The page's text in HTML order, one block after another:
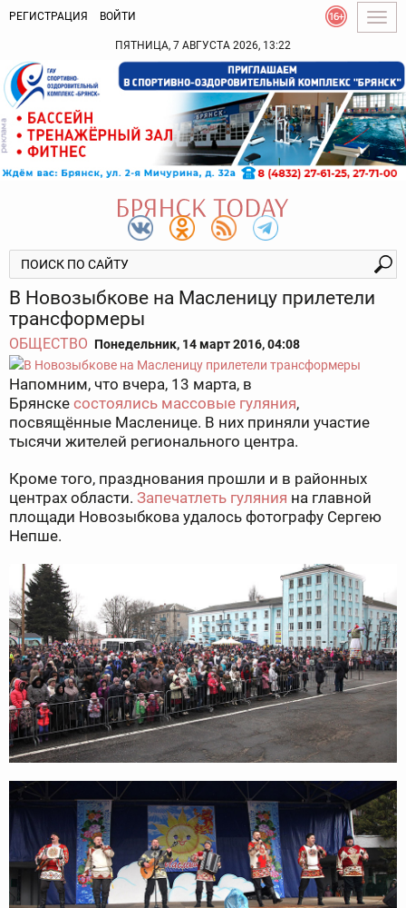
РЕГИСТРАЦИЯ ВОЙТИ
ПЯТНИЦА, 7 АВГУСТА 2026, 13:22
В Новозыбкове на Масленицу прилетели
трансформеры
ОБЩЕСТВО Понедельник, 14 март 2016, 04:08
Напомним, что вчера, 13 марта, в
Брянске состоялись массовые гуляния,
посвящённые Масленице. В них приняли участие
тысячи жителей регионального центра.
Кроме того, празднования прошли и в районных
центрах области. Запечатлеть гуляния на главной
площади Новозыбкова удалось фотографу Сергею
Непше.